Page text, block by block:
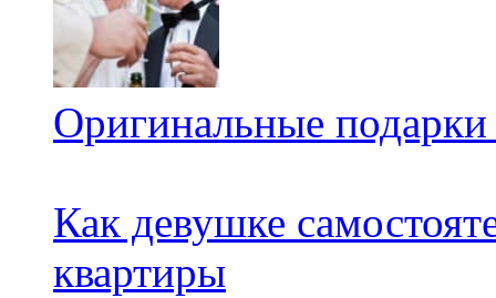
Оригинальные
Как девушке
квартиры